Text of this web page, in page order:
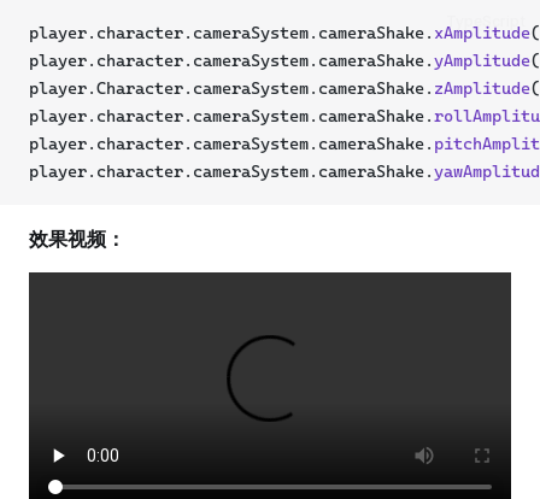
player.character.cameraSystem.cameraShake. xAmplitude(
player.character.cameraSystem.cameraShake.yAmplitude(
player.Character.cameraSystem.cameraShake. zAmplitude(
player.character.cameraSystem.cameraShake.
player.character.cameraSystem.cameraShake.
player.character.cameraSystem.cameraShake.
效果视频：